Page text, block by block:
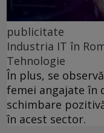
publicitate
Industria IT în
Tehnologie
În plus, se
femei angajate în
schimbare
în acest sector.